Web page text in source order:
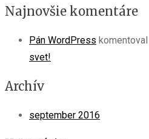
Najnovšie komentáre
Pán WordPress komentoval
svet!
Archív
september 2016